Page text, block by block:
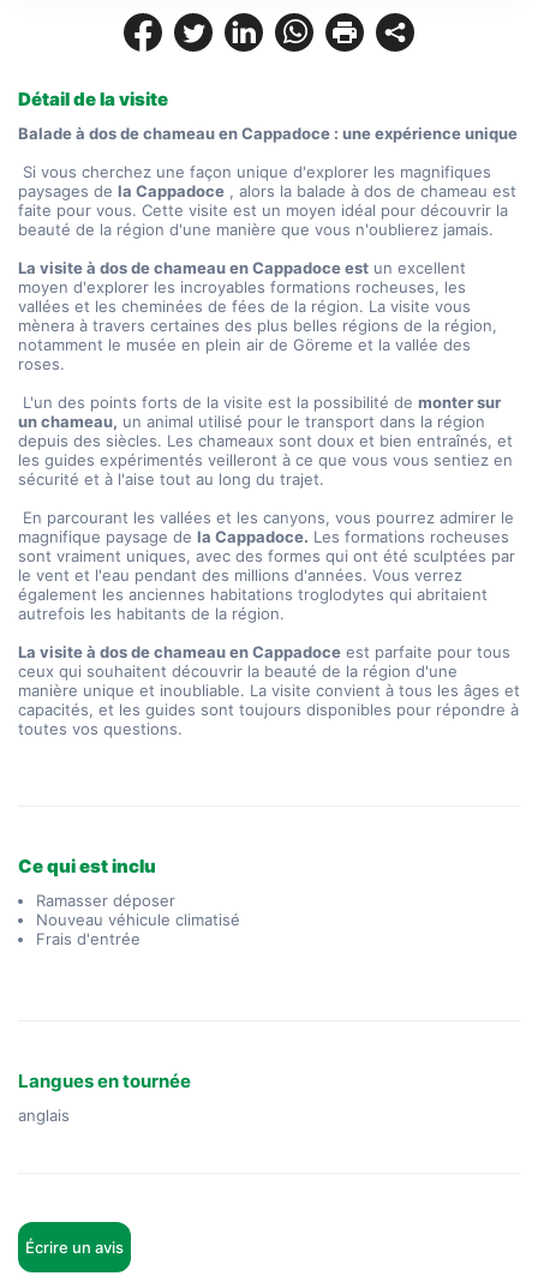
Détail de la visite
Balade à dos de chameau en Cappadoce : une expérience unique
paysages de la Cappadoce , alors la balade à dos de chameau est
faite pour vous. Cette visite est un moyen idéal pour découvrir la
beauté de la région d'une manière que vous n'oublierez jamais.
La visite à dos de chameau en Cappadoce est un excellent
moyen d'explorer les incroyables formations rocheuses, les
vallées et les cheminées de fées de la région. La visite vous
mènera à travers certaines des plus belles régions de la région,
notamment le musée en plein air de Göreme et la vallée des
roses.
L'un des points forts de la visite est la possibilité de monter sur
un chameau, un animal utilisé pour le transport dans la région
depuis des siècles. Les chameaux sont doux et bien entraînés, et
les guides expérimentés veilleront à ce que vous vous sentiez en
sécurité et à l'aise tout au long du trajet.
magnifique paysage de la Cappadoce. Les formations rocheuses
sont vraiment uniques, avec des formes qui ont été sculptées par
le vent et l'eau pendant des millions d'années. Vous verrez
également les anciennes habitations troglodytes qui abritaient
autrefois les habitants de la région.
La visite à dos de chameau en Cappadoce est parfaite pour tous
ceux qui souhaitent découvrir la beauté de la région d'une
manière unique et inoubliable. La visite convient à tous les âges et
capacités, et les guides sont toujours disponibles pour répondre à
toutes vos questions.
Ce qui est inclu
Ramasser déposer
Nouveau véhicule climatisé
Frais d'entrée
Langues en tournée
anglais
Écrire un avis